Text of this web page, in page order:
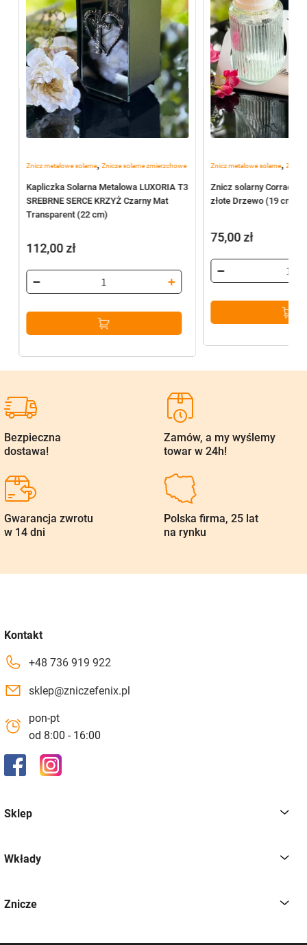
Znicz metalowe solarne, Znicze solarne zmierzchowe
Kapliczka Solarna Metalowa LUXORIA T3
SREBRNE SERCE KRZYŻ Czarny Mat
Transparent (22 cm)
112,00zł
Znicz metalowe solarne,Znicze
Znicz solarny Corrado
złote Drzewo (19 cm)
75,00zł
Bezpieczna
dostawa!
Zamów, a my wyślemy
towar w 24h!
Gwarancja zwrotu
w 14 dni
Polska firma, 25 lat
na rynku
Kontakt
+48 736 919 922
sklep@zniczefenix.pl
pon-pt
od 8:00 - 16:00
Sklep
Wkłady
Znicze